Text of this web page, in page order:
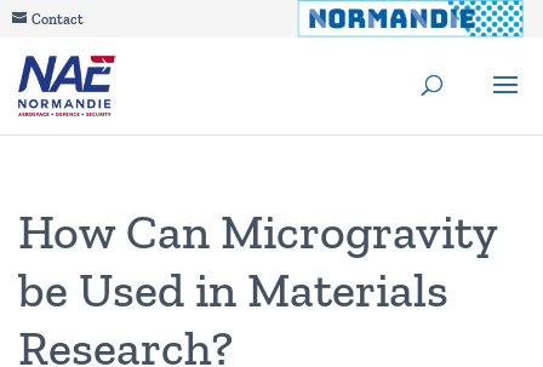
Contact
How Can Microgravity
be Used in Materials
Research?